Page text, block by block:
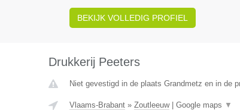
BEKIJK VOLLEDIG PROFIEL
Drukkerij Peeters
Niet gevestigd in de plaats Grandmetz en in de
Vlaams-Brabant» Zoutleeuw| Google maps ▼